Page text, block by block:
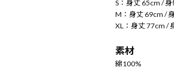
S：身丈 65cm /
M：身丈 69cm /
XL：身丈 77cm /
素材
綿100%